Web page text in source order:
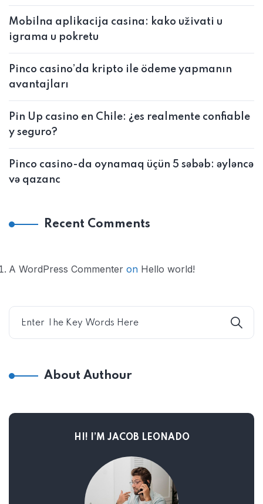
Mobilna aplikacija casina: kako uživati u
igrama u pokretu
Pinco casino’da kripto ile ödeme yapmanın
avantajları
Pin Up casino en Chile: ¿es realmente confiable
y seguro?
Pinco casino-da oynamaq üçün 5 səbəb: əyləncə
və qazanc
Recent Comments
A WordPress Commenter on Hello world!
About Authour
HI! I’M JACOB LEONADO